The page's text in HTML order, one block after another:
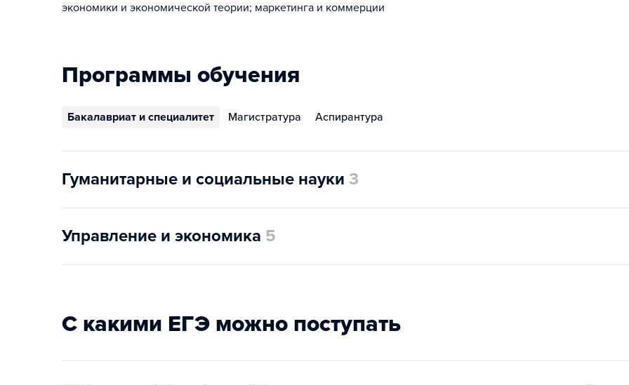
экономики и экономической теории; маркетинга и коммерции
Программы обучения
Бакалавриат и специалитет Магистратура Аспирантура
Гуманитарные и социальные науки 3
Управление и экономика 5
С какими ЕГЭ можно поступать